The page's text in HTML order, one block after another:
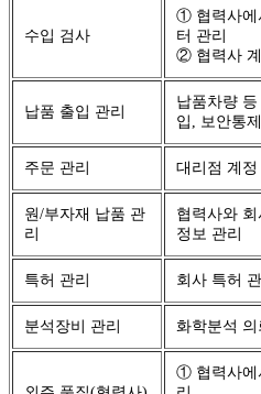
수입 검사
① 협력사에
터 관리
② 협력사
납품 출입 관리
납품차량
입, 보안통
주문 관리 대리점 계정
원/부자재 납품 관
리
협력사와
정보 관리
특허 관리 회사 특허
분석장비 관리 화학분석 의
① 협력사에